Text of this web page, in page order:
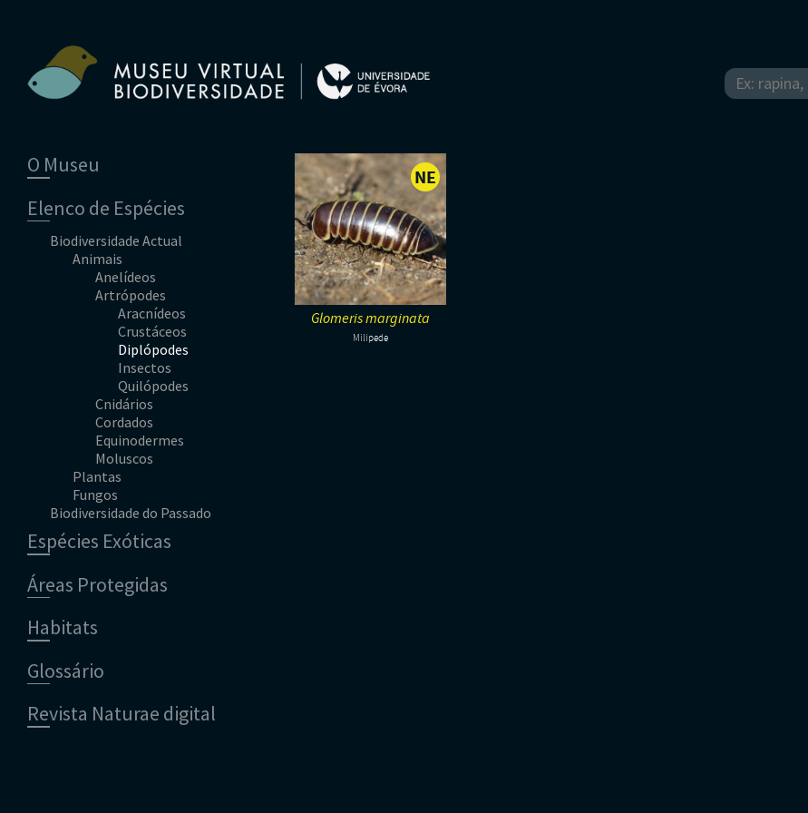
O Museu
Comissão Científica
Parceiros
Ficha Técnica
Contactos
Elenco de Espécies
Biodiversidade Actual
Animais
Anelídeos
Artrópodes
Aracnídeos
Crustáceos
Diplópodes
Insectos
Quilópodes
Cnidários
Cordados
Anfíbios
Aves
Mamíferos
Répteis
Tunicados
Equinodermes
Moluscos
Plantas
Angiospérmicas
Briófitas
Gimnospérmicas
Pteridófitas
Fungos
Ascomicetes
Basidiomicetes
Biodiversidade do Passado
Animais
Anelídeos
Braquiópodes
Cordados
Répteis
Equinodermes
Moluscos
Plantas
Pteridófitas
Espécies Exóticas
Áreas Protegidas
Habitats
Glossário
Revista Naturae digital
NE
-
NÃO
AVALIADO
Glomeris marginata
Milípede